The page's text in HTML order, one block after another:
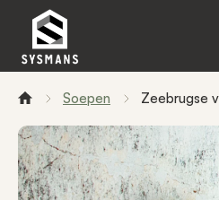
Soepen Zeebrugse